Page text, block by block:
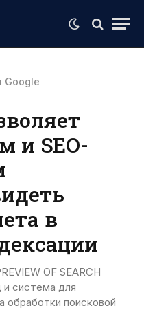
Google
и SEO-
в
OF SEARCH
и система для
обработки поисковой